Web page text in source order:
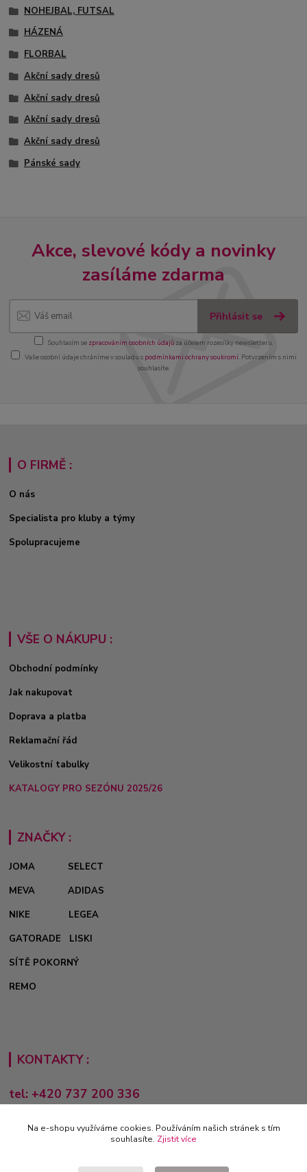
NOHEJBAL, FUTSAL
HÁZENÁ
FLORBAL
Akční sady dresů
Akční sady dresů
Akční sady dresů
Akční sady dresů
Pánské sady
Akce, slevové kódy a novinky
zasíláme zdarma
Přihlásit se
Souhlasím se zpracováním osobních údajůza účelem rozesílky newsletteru.
Vaše osobní údaje chráníme v souladu s podmínkami ochrany soukromí. Potvrzením s nimi
souhlasíte.
O FIRMĚ :
O nás
Specialista pro kluby a týmy
Spolupracujeme
VŠE O NÁKUPU :
Obchodní podmínky
Jak nakupovat
Doprava a platba
Reklamační řád
Velikostní tabulky
KATALOGY PRO SEZÓNU 2025/26
ZNAČKY :
JOMA
SELECT
MEVA
ADIDAS
NIKE
LEGEA
GATORADE
LISKI
SÍTĚ POKORNÝ
REMO
KONTAKTY :
tel: +420 737 200 336
Pondělí-Pátek: 8 - 17 hodin
obchod@e-sporting.cz
Na e-shopu využíváme cookies. Používáním našich stránek s tím
souhlasíte. Zjistit více